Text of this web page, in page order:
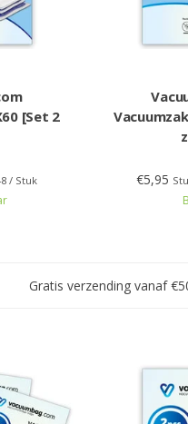
[Set 2
/ Stuk €5,95
Gratis verzending vanaf